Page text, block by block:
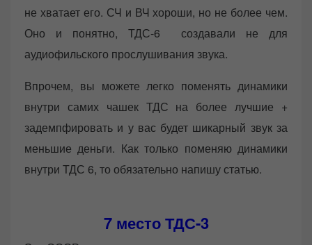
не хватает его. СЧ и ВЧ хороши, но не более чем.
Оно и понятно, ТДС-6 создавали не для
аудиофильского прослушивания звука.
Впрочем, вы можете легко поменять динамики
внутри самих чашек ТДС на более лучшие +
задемпфировать и у вас будет шикарный звук за
меньшие деньги. Как только поменяю динамики
внутри ТДС 6, то обязательно напишу статью.
7 местоТДС-3